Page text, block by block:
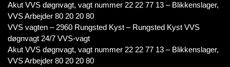
Akut VVS døgnvagt, vagt nummer 22 22 77 13 – Blikkenslager,
VVS Arbejder 80 20 20 80
VVS vagten – 2960 Rungsted Kyst – Rungsted Kyst VVS
døgnvagt 24/7 VVS-vagt
Akut VVS døgnvagt, vagt nummer 22 22 77 13 – Blikkenslager,
VVS Arbejder 80 20 20 80